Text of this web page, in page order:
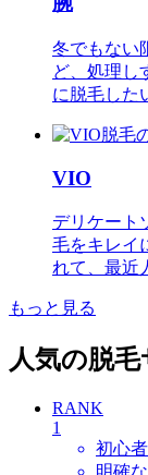
冬でもない
ど、処理し
に脱毛した
VIO
デリケート
毛をキレイ
れて、最近
もっと見る
人気の脱
RANK
1
初心
明確